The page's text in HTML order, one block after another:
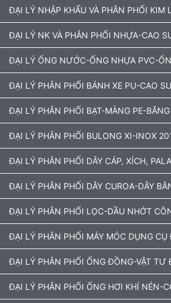
ĐẠI LÝ NHẬP KHẨU VÀ PHÂN PHỐI
ĐẠI LÝ NK VÀ PHÂN PHỐI NHỰA-CAO
ĐẠI LÝ ỐNG NƯỚC-ỐNG NHỰA PVC-
ĐẠI LÝ PHÂN PHỐI BÁNH XE PU-CAO SU
ĐẠI LÝ PHÂN PHỐI BẠT-MÀNG PE-
ĐẠI LÝ PHÂN PHỐI BULONG XI-INOX
ĐẠI LÝ PHÂN PHỐI DÂY CÁP, XÍCH,
ĐẠI LÝ PHÂN PHỐI DÂY CUROA-DÂY
ĐẠI LÝ PHÂN PHỐI LỌC-DẦU NHỚT
ĐẠI LÝ PHÂN PHỐI MÁY MÓC DỤNG CỤ
ĐẠI LÝ PHÂN PHỐI ỐNG ĐỒNG-VẬT TƯ
ĐẠI LÝ PHÂN PHỐI ỐNG HƠI KHÍ NÉN-